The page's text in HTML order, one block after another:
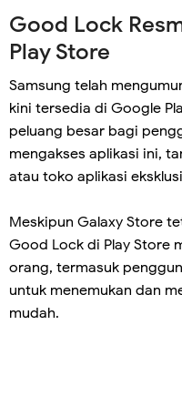
Good Lock
Play Store
Samsung telah
kini tersedia di Google
peluang besar bagi
mengakses aplikasi ini,
atau toko aplikasi
Meskipun Galaxy Store
Good Lock di Play Store
orang, termasuk
untuk menemukan dan
mudah.